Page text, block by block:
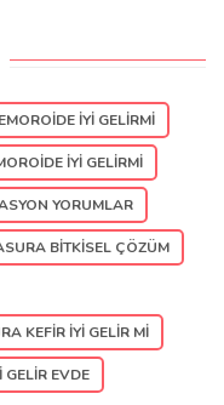
IYI GELIRMI
IYI GELIRMI
YORUMLAR
BITKISEL ÇÖZÜM
KEFIR IYI GELIR MI
GELIR EVDE